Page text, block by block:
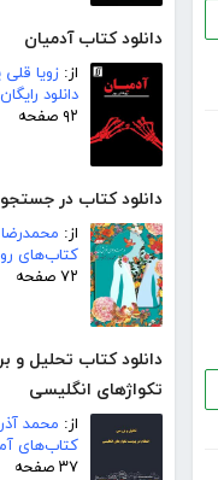
دانلود کتاب آدمیان
از: زویا قلی
دانلود
۹۲ صفحه
دانلود کتاب در
از:
کتاب‌های
۷۲ صفحه
دانلود کتاب تحلیل و
تکواژهای انگلیسی
از: محمد
کتاب‌های
۳۷ صفحه